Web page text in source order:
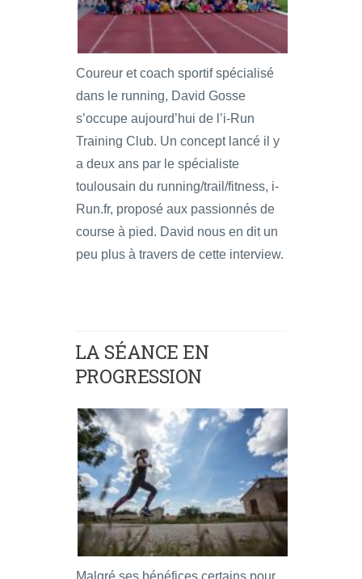
Coureur et coach sportif spécialisé
dans le running, David Gosse
s’occupe aujourd’hui de l’i-Run
Training Club. Un concept lancé il y
a deux ans par le spécialiste
toulousain du running/trail/fitness, i-
Run.fr, proposé aux passionnés de
course à pied. David nous en dit un
peu plus à travers de cette interview.
LA SÉANCE EN
PROGRESSION
Malgré ses bénéfices certains pour